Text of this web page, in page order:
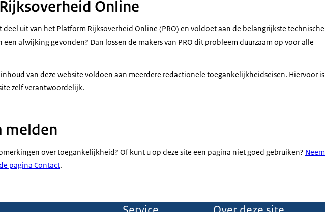
Online
deel uit van het Platform Rijksoverheid Online (PRO) en voldoet aan de belangrijkste technische
een afwijking gevonden? Dan lossen de makers van PRO dit probleem duurzaam op voor alle
van deze website voldoen aan meerdere redactionele toegankelijkheidseisen. Hiervoor is
zelf verantwoordelijk.
melden
over toegankelijkheid? Of kunt u op deze site een pagina niet goed gebruiken? Neem
pagina Contact.